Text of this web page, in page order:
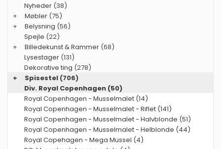
Nyheder (38)
+
Møbler (75)
+
Belysning (56)
Spejle (22)
+
Billedekunst & Rammer (68)
Lysestager (131)
Dekorative ting (278)
+
Spisestel (706)
Div. Royal Copenhagen (50)
Royal Copenhagen - Musselmalet (14)
Royal Copenhagen - Musselmalet - Riflet (141)
Royal Copenhagen - Musselmalet - Halvblonde (51)
Royal Copenhagen - Musselmalet - Helblonde (44)
Royal Copehagen - Mega Mussel (4)